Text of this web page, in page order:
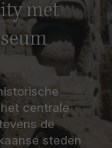
met
centrale
de
steden